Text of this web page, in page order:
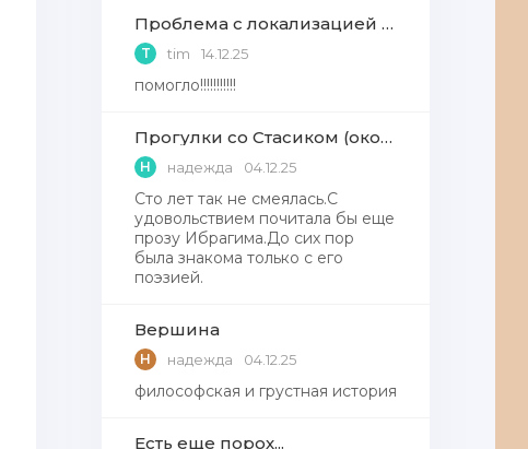
Проблема с локализацией языков Windows Defender, Microsoft Store в Windows 11
T tim 14.12.25
помогло!!!!!!!!!!!
Прогулки со Стасиком (окончание)
Н надежда 04.12.25
Сто лет так не смеялась.С
удовольствием почитала бы еще
прозу Ибрагима.До сих пор
была знакома только с его
поэзией.
Вершина
Н надежда 04.12.25
философская и грустная история
Есть еще порох...